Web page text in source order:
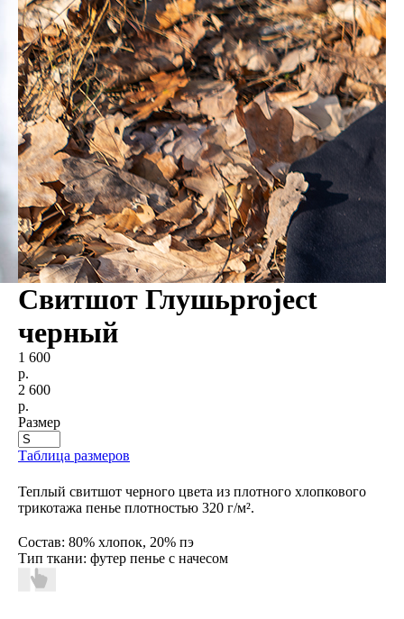
Свитшот Глушьproject
черный
1 600
р.
2 600
р.
Размер
Таблица размеров
Теплый свитшот черного цвета из плотного хлопкового
трикотажа пенье плотностью 320 г/м².
Состав: 80% хлопок, 20% пэ
Тип ткани: футер пенье с начесом